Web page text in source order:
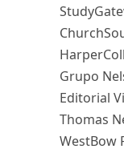
Grupo
Editorial
Thomas
WestBow